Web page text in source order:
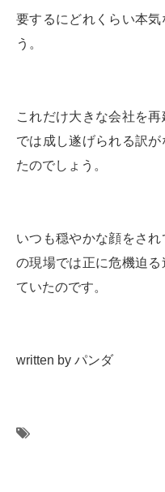
要するにどれくらい本
う。
これだけ大きな会社を
では成し遂げられる訳
たのでしょう。
いつも穏やかな顔をさ
の現場では正に危機迫
ていたのです。
written by パンダ